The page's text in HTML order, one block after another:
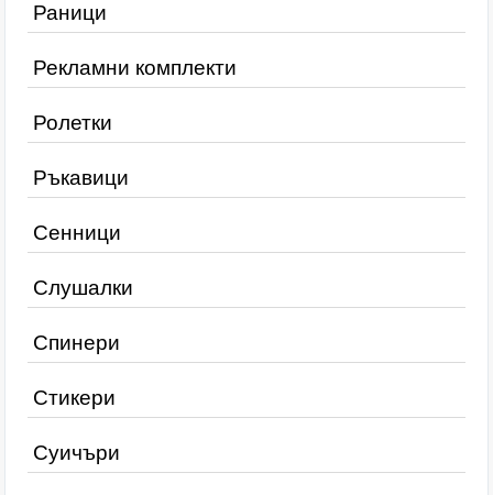
Раници
Рекламни комплекти
Ролетки
Ръкавици
Сенници
Слушалки
Спинери
Стикери
Суичъри